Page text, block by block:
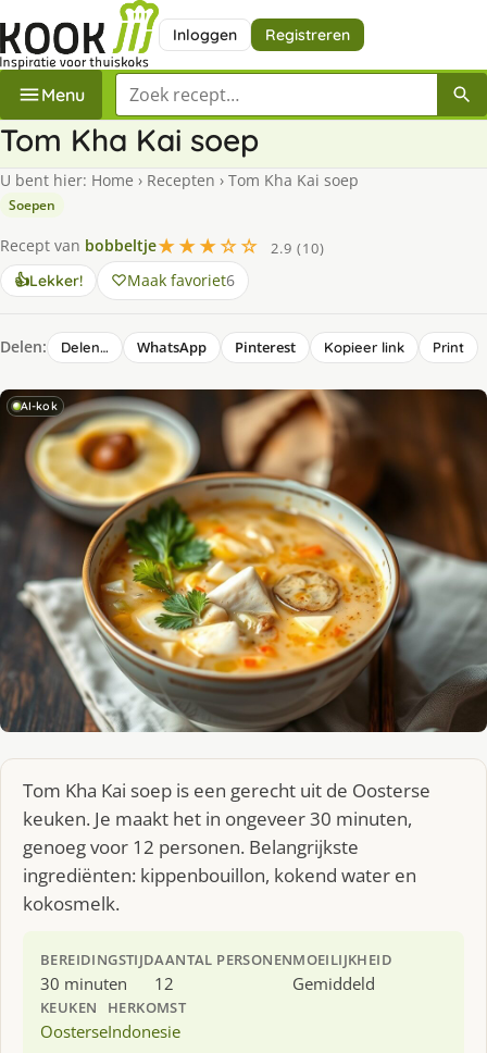
Inloggen Registreren
Menu Zoek een recept
Tom Kha Kai soep
U bent hier: Home › Recepten › Tom Kha Kai soep
Soepen
Recept van bobbeltje★★★☆☆
2.9 (10)
👍Lekker! Maak favoriet6
Delen: Delen… WhatsApp Pinterest Kopieer link Print
AI-kok
Tom Kha Kai soep is een gerecht uit de Oosterse
keuken. Je maakt het in ongeveer 30 minuten,
genoeg voor 12 personen. Belangrijkste
ingrediënten: kippenbouillon, kokend water en
kokosmelk.
BEREIDINGSTIJD
30 minuten
AANTAL PERSONEN
12
MOEILIJKHEID
Gemiddeld
KEUKEN
Oosterse
HERKOMST
Indonesie